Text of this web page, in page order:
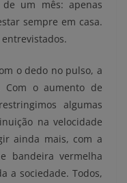
um mês: apenas
sempre em casa.
o dedo no pulso, a
Com o aumento de
algumas
na velocidade
ainda mais, com a
bandeira vermelha
a sociedade. Todos,